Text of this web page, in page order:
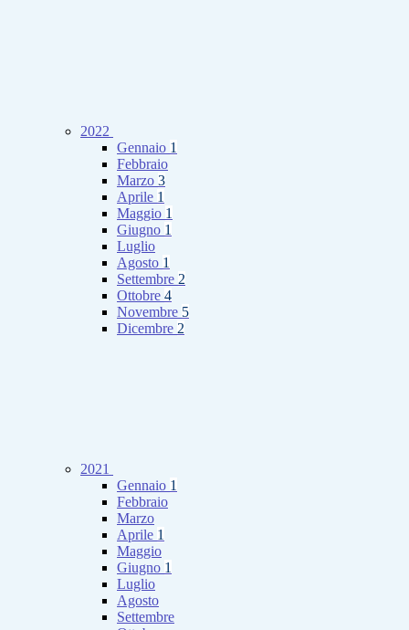
2022
Gennaio 1
Febbraio
Marzo 3
Aprile 1
Maggio 1
Giugno 1
Luglio
Agosto 1
Settembre 2
Ottobre 4
Novembre 5
Dicembre 2
2021
Gennaio 1
Febbraio
Marzo
Aprile 1
Maggio
Giugno 1
Luglio
Agosto
Settembre